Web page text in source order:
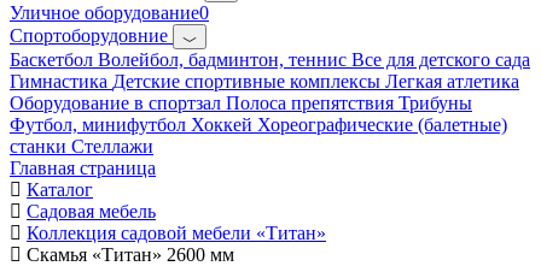
Уличное оборудование0
Спортоборудовние
Баскетбол Волейбол, бадминтон, теннис Все для детского сада
Гимнастика Детские спортивные комплексы Легкая атлетика
Оборудование в спортзал Полоса препятствия Трибуны
Футбол, минифутбол Хоккей Хореографические (балетные)
станки Стеллажи
Главная страница
Каталог
Садовая мебель
Коллекция садовой мебели «Титан»
Скамья «Титан» 2600 мм